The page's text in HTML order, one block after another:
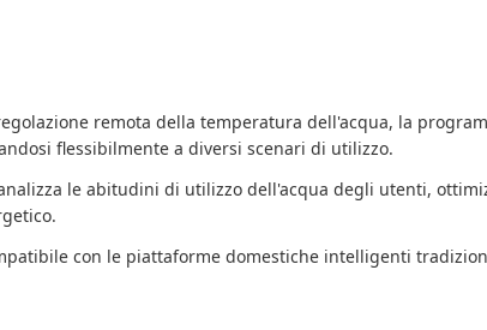
remota della temperatura dell'acqua, la
flessibilmente a diversi scenari di utilizzo.
le abitudini di utilizzo dell'acqua degli utenti,
con le piattaforme domestiche intelligenti